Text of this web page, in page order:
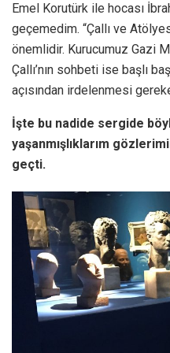
Emel Korutürk ile hocası
geçemedim. “Çallı ve
önemlidir. Kurucumuz Gazi
Çallı’nın sohbeti ise başlı
açısından irdelenmesi
İşte bu nadide sergide
yaşanmışlıklarım
geçti.